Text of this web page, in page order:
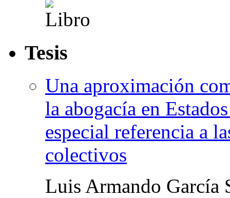
Tesis
Una aproximación
la abogacía en
especial referencia a
colectivos
Luis Armando García